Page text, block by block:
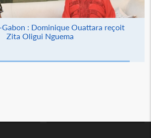
: Dominique Ouattara reçoit
Zita Oligui Nguema